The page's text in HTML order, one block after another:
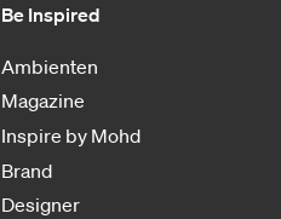
Be Inspired
Ambienten
Magazine
Inspire by Mohd
Brand
Designer